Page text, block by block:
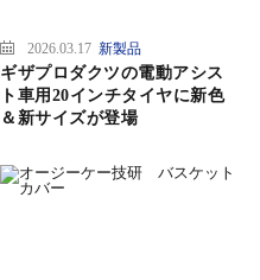
2026.03.17 新製品
ギザプロダクツの電動アシス
ト車用20インチタイヤに新色
＆新サイズが登場